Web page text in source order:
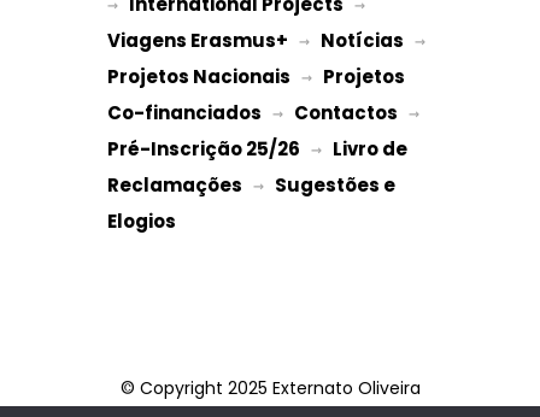
→
Viagens Erasmus+ → Notícias
Projetos Nacionais → Projetos
Co-financiados → Contactos
Pré-Inscrição 25/26 → Livro de
Reclamações → Sugestões e
Elogios
© Copyright 2025 Externato Oliveira